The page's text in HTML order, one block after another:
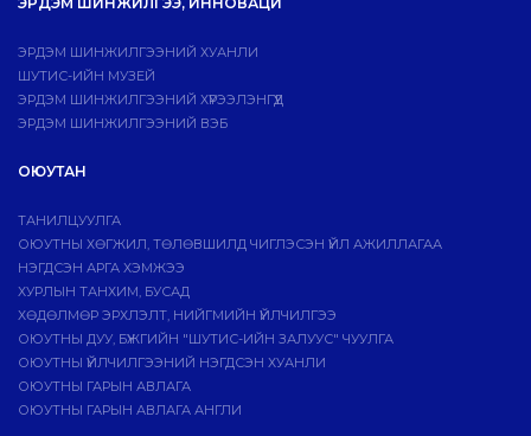
ЭРДЭМ ШИНЖИЛГЭЭНИЙ ХУАНЛИ
ШУТИС-ИЙН МУЗЕЙ
ЭРДЭМ ШИНЖИЛГЭЭНИЙ ХҮРЭЭЛЭНГҮҮД
ЭРДЭМ ШИНЖИЛГЭЭНИЙ ВЭБ
ОЮУТАН
ТАНИЛЦУУЛГА
ОЮУТНЫ ХӨГЖИЛ, ТӨЛӨВШИЛД ЧИГЛЭСЭН ҮЙЛ АЖИЛЛАГАА
НЭГДСЭН АРГА ХЭМЖЭЭ
ХУРЛЫН ТАНХИМ, БУСАД
ХӨДӨЛМӨР ЭРХЛЭЛТ, НИЙГМИЙН ҮЙЛЧИЛГЭЭ
ОЮУТНЫ ДУУ, БҮЖГИЙН "ШУТИС-ИЙН ЗАЛУУС" ЧУУЛГА
ОЮУТНЫ ҮЙЛЧИЛГЭЭНИЙ НЭГДСЭН ХУАНЛИ
ОЮУТНЫ ГАРЫН АВЛАГА
ОЮУТНЫ ГАРЫН АВЛАГА АНГЛИ